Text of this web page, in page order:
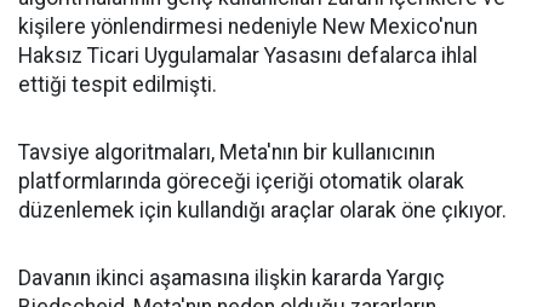
kişilere yönlendirmesi nedeniyle New Mexico'nun
Haksız Ticari Uygulamalar Yasasını defalarca ihlal
ettiği tespit edilmişti.
Tavsiye algoritmaları, Meta'nın bir kullanıcının
platformlarında göreceği içeriği otomatik olarak
düzenlemek için kullandığı araçlar olarak öne çıkıyor.
Davanın ikinci aşamasına ilişkin kararda Yargıç